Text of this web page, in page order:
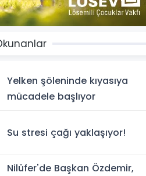
Yelken şöleninde kıyasıya
mücadele başlıyor
Su stresi çağı yaklaşıyor!
Nilüfer'de Başkan Özdemir,